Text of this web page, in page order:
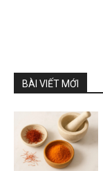
BÀI VIẾT MỚI